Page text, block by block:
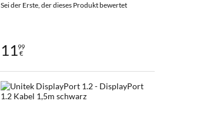
Sei der Erste, der dieses Produkt bewertet
1199
€